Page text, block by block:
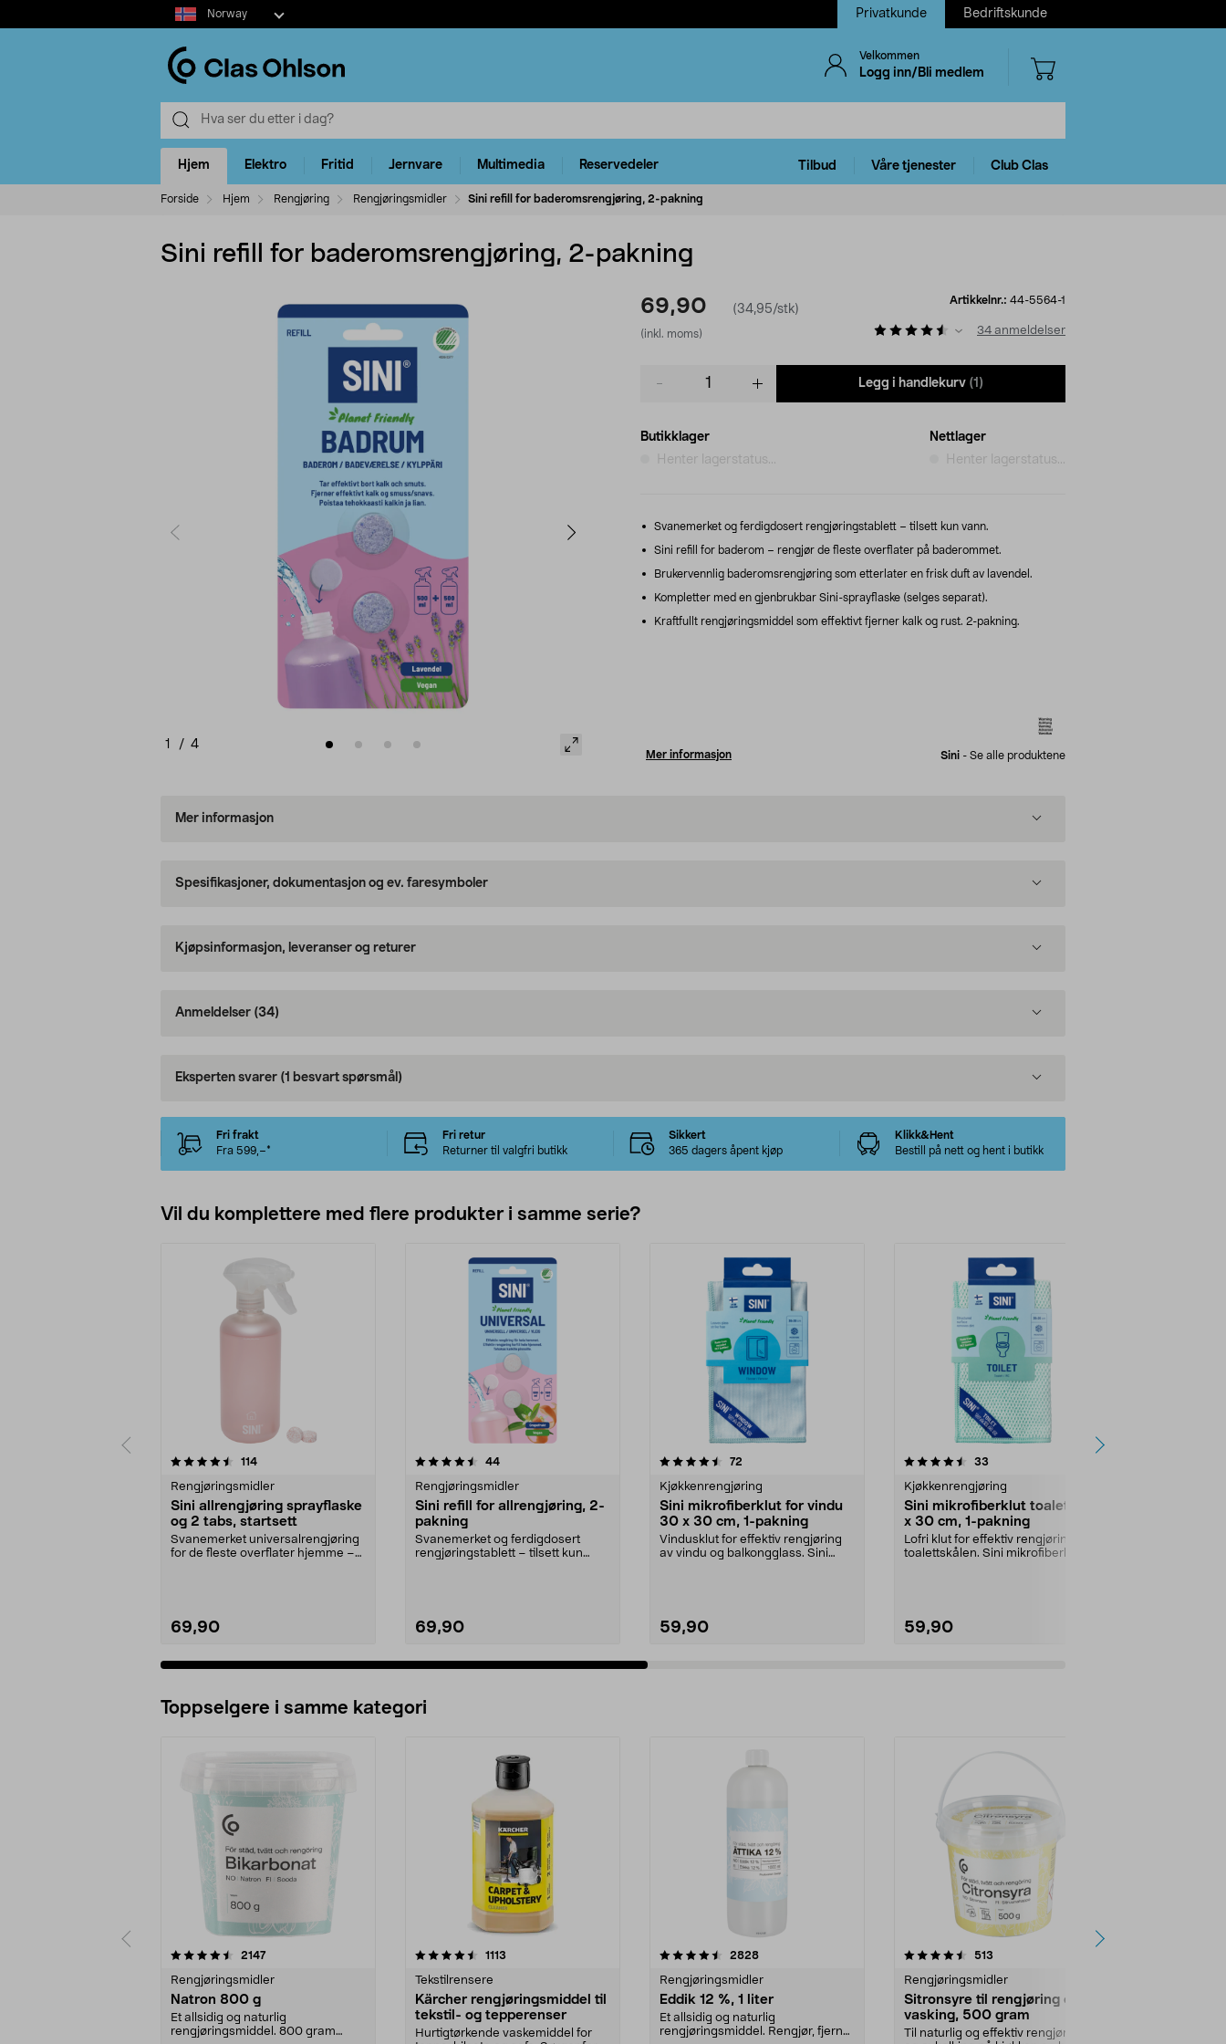
Select
market
Norway Privatkunde Bedriftskunde
Velkommen
Logg inn/Bli medlem
Hjem Elektro Fritid Jernvare Multimedia Reservedeler Tilbud Våre tjenester Club Clas
Forside Hjem Rengjøring Rengjøringsmidler Sini refill for baderomsrengjøring, 2-pakning
Sini refill for baderomsrengjøring, 2-pakning
1 / 4
69,90 (34,95/stk)
(inkl. moms)
Artikkelnr.: 44-5564-1
34 anmeldelser
Legg i handlekurv (1)
Butikklager
Henter lagerstatus...
Nettlager
Henter lagerstatus...
Svanemerket og ferdigdosert rengjøringstablett – tilsett kun vann.
Sini refill for baderom – rengjør de fleste overflater på baderommet.
Brukervennlig baderomsrengjøring som etterlater en frisk duft av lavendel.
Kompletter med en gjenbrukbar Sini-sprayflaske (selges separat).
Kraftfullt rengjøringsmiddel som effektivt fjerner kalk og rust. 2-pakning.
Mer informasjon Sini - Se alle produktene
Mer informasjon
Spesifikasjoner, dokumentasjon og ev. faresymboler
Kjøpsinformasjon, leveranser og returer
Anmeldelser (34)
Eksperten svarer (1 besvart spørsmål)
Fri frakt
Fra 599,–*
Fri retur
Returner til valgfri butikk
Sikkert
365 dagers åpent kjøp
Klikk&Hent
Bestill på nett og hent i butikk
Vil du komplettere med flere produkter i samme serie?
114anmeldelser
Rengjøringsmidler
Sini allrengjøring sprayflaske
og 2 tabs, startsett
Svanemerket universalrengjøring
for de fleste overflater hjemme –
69,90
4.5av 5 stjerner 44anmeldelser
Rengjøringsmidler
Sini refill for allrengjøring, 2-
pakning
Svanemerket og ferdigdosert
rengjøringstablett – tilsett kun
69,90
4.5av 5 stjerner 72
Kjøkkenrengjøring
Sini mikrofiberklut for vindu
30 x 30 cm, 1-pakning
Vindusklut for effektiv rengjøring
av vindu og balkongglass. Sini
59,90
4.5av 5 stjerner 33
Kjøkkenrengjøring
Sini mikrofiberklut toalett 30
x 30 cm, 1-pakning
Lofri klut for effektiv rengjøring av
toalettskålen. Sini mikrofiberklut
59,90
4.5av 5 stjerner
Toppselgere i samme kategori
2147anmeldelser
Rengjøringsmidler
Natron 800 g
Et allsidig og naturlig
rengjøringsmiddel. 800 gram
4.5 av 5 stjerner 1113
Tekstilrensere
Kärcher rengjøringsmiddel til
tekstil- og tepperenser
Hurtigtørkende vaskemiddel for
4.5 av 5 stjerner 2828anmeldelser
Rengjøringsmidler
Eddik 12 %, 1 liter
Et allsidig og naturlig
rengjøringsmiddel. Rengjør, fjerner
4.5 av 5 stjerner 513
Rengjøringsmidler
Sitronsyre til rengjøring og
vasking, 500 gram
Til naturlig og effektiv rengjøring
4.5 av 5 stjerner